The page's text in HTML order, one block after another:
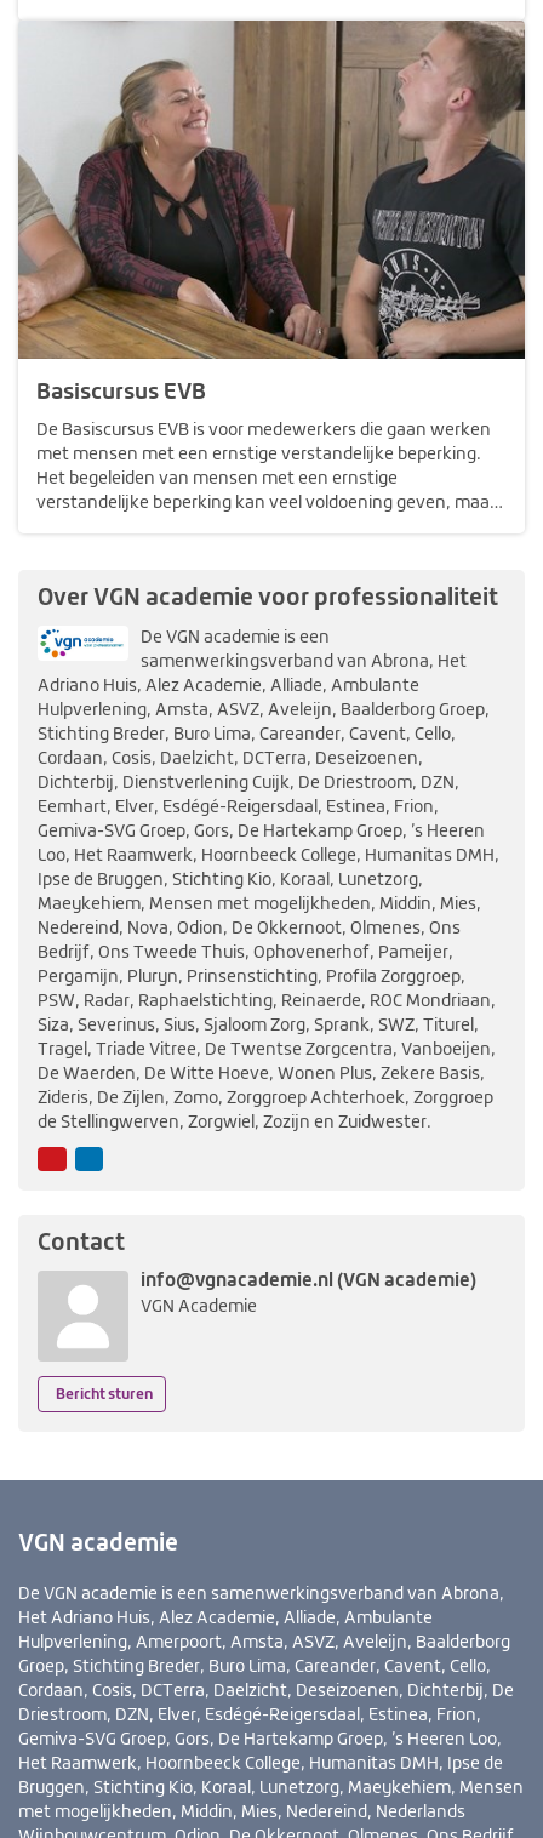
Basiscursus EVB
De Basiscursus EVB is voor medewerkers die gaan werken
met mensen met een ernstige verstandelijke beperking.
Het begeleiden van mensen met een ernstige
verstandelijke beperking kan veel voldoening geven, maar
Over VGN academie voor professionaliteit
De VGN academie is een
samenwerkingsverband van Abrona, Het
Adriano Huis, Alez Academie, Alliade, Ambulante
Hulpverlening, Amsta, ASVZ, Aveleijn, Baalderborg Groep,
Stichting Breder, Buro Lima, Careander, Cavent, Cello,
Cordaan, Cosis, Daelzicht, DCTerra, Deseizoenen,
Dichterbij, Dienstverlening Cuijk, De Driestroom, DZN,
Eemhart, Elver, Esdégé-Reigersdaal, Estinea, Frion,
Gemiva-SVG Groep, Gors, De Hartekamp Groep, ’s Heeren
Loo, Het Raamwerk, Hoornbeeck College, Humanitas DMH,
Ipse de Bruggen, Stichting Kio, Koraal, Lunetzorg,
Maeykehiem, Mensen met mogelijkheden, Middin, Mies,
Nedereind, Nova, Odion, De Okkernoot, Olmenes, Ons
Bedrijf, Ons Tweede Thuis, Ophovenerhof, Pameijer,
Pergamijn, Pluryn, Prinsenstichting, Profila Zorggroep,
PSW, Radar, Raphaelstichting, Reinaerde, ROC Mondriaan,
Siza, Severinus, Sius, Sjaloom Zorg, Sprank, SWZ, Titurel,
Tragel, Triade Vitree, De Twentse Zorgcentra, Vanboeijen,
De Waerden, De Witte Hoeve, Wonen Plus, Zekere Basis,
Zideris, De Zijlen, Zomo, Zorggroep Achterhoek, Zorggroep
de Stellingwerven, Zorgwiel, Zozijn en Zuidwester.
YouTubeLinkedIn
Contact
info@vgnacademie.nl (VGN academie)
VGN Academie
Bericht sturen
VGN academie
De VGN academie is een samenwerkingsverband van Abrona,
Het Adriano Huis, Alez Academie, Alliade, Ambulante
Hulpverlening, Amerpoort, Amsta, ASVZ, Aveleijn, Baalderborg
Groep, Stichting Breder, Buro Lima, Careander, Cavent, Cello,
Cordaan, Cosis, DCTerra, Daelzicht, Deseizoenen, Dichterbij, De
Driestroom, DZN, Elver, Esdégé-Reigersdaal, Estinea, Frion,
Gemiva-SVG Groep, Gors, De Hartekamp Groep, ’s Heeren Loo,
Het Raamwerk, Hoornbeeck College, Humanitas DMH, Ipse de
Bruggen, Stichting Kio, Koraal, Lunetzorg, Maeykehiem, Mensen
met mogelijkheden, Middin, Mies, Nedereind, Nederlands